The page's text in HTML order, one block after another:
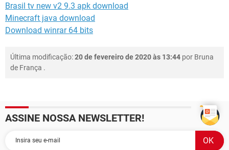
Brasil tv new v2 9.3 apk download
Minecraft java download
Download winrar 64 bits
Última modificação:20 de fevereiro de 2020 às 13:44 por Bruna
de França .
ASSINE NOSSA NEWSLETTER!